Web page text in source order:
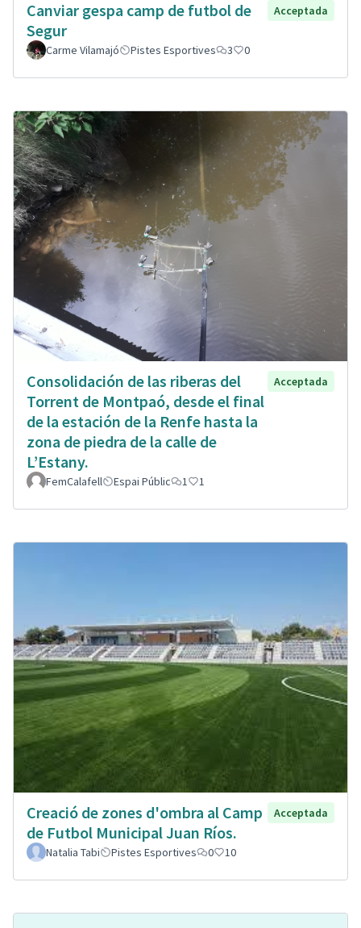
Canviar gespa camp de futbol de
Segur
Acceptada
Carme Vilamajó Pistes Esportives 3 0
Consolidación de las riberas del
Torrent de Montpaó, desde el final
de la estación de la Renfe hasta la
zona de piedra de la calle de
L’Estany.
Acceptada
FemCalafell Espai Públic 1 1
Creació de zones d'ombra al Camp
de Futbol Municipal Juan Ríos.
Acceptada
Natalia Tabi Pistes Esportives 0 10